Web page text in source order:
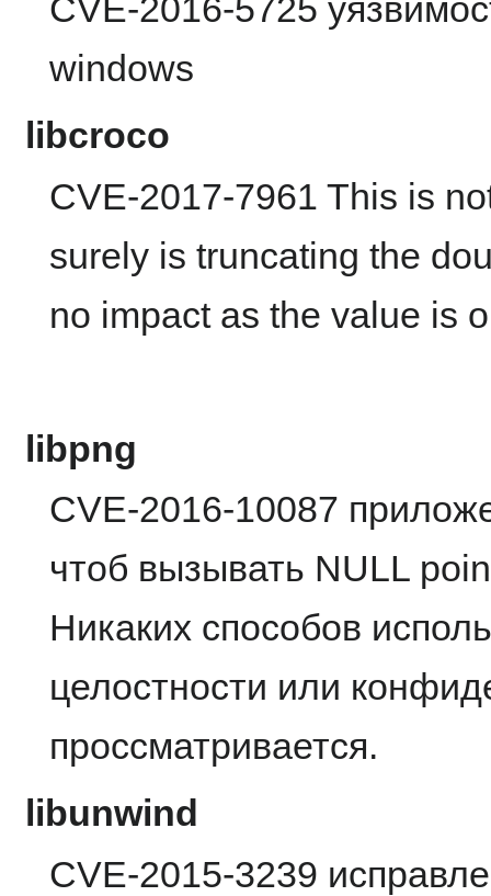
CVE-2016-5725
windows
libcroco
CVE-2017-7961 This is
surely is truncating the
no impact as the value is
libpng
CVE-2016-10087
чтоб вызывать NULL
Никаких способов
целостности или
проссматривается.
libunwind
CVE-2015-3239